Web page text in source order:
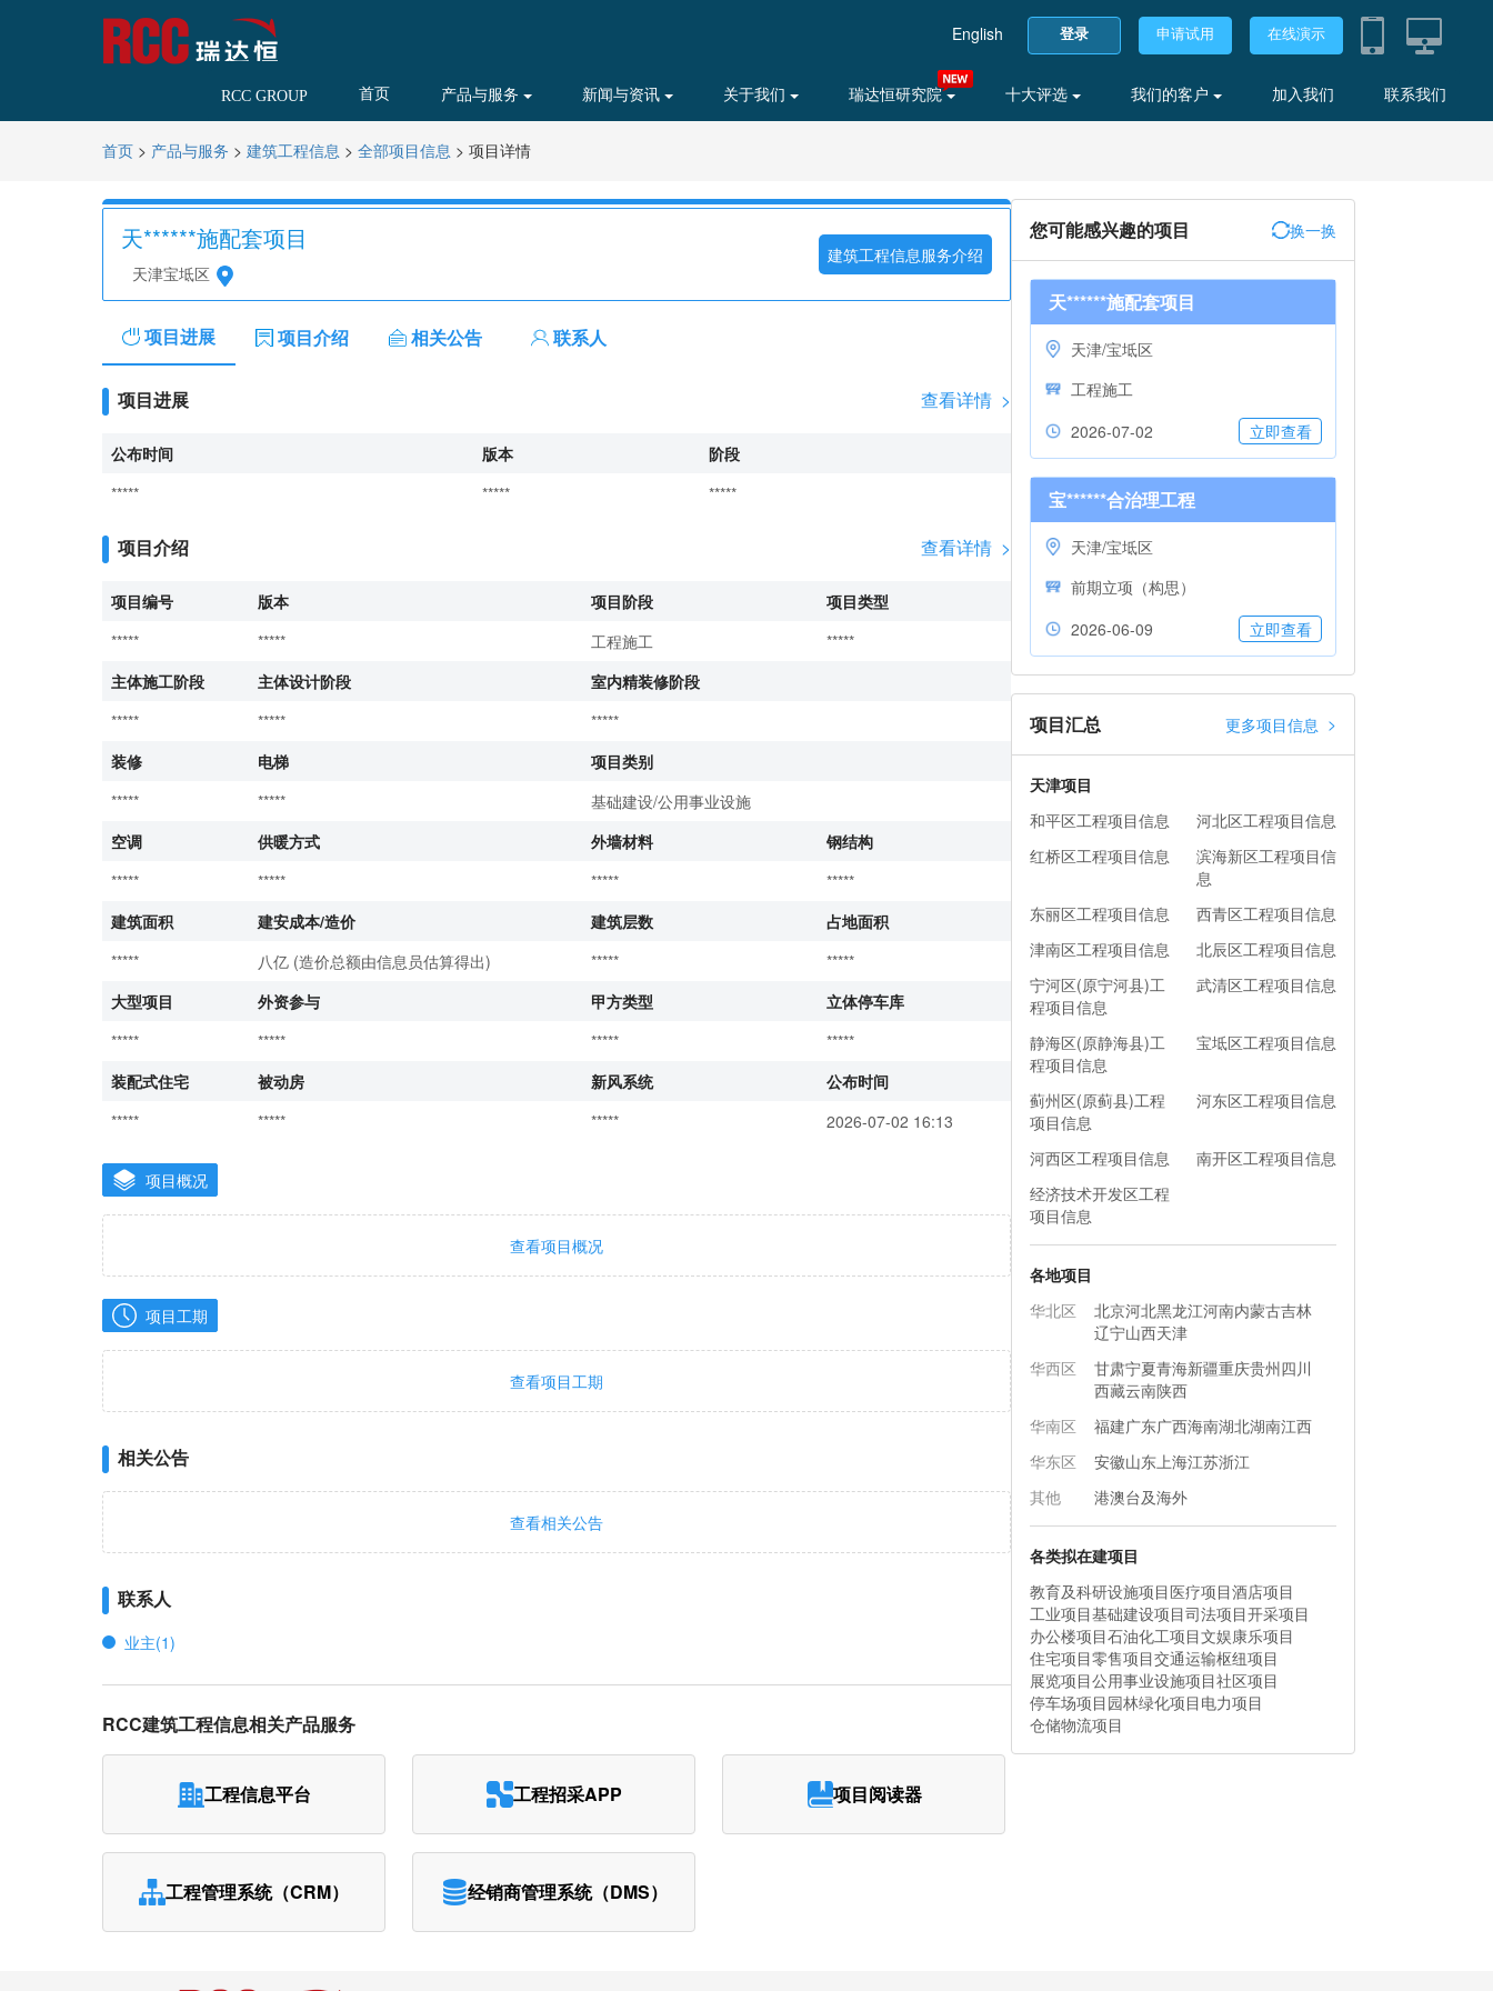
English 登录 申请试用 在线演示
RCC GROUP 首页 产品与服务 新闻与资讯 关于我们 瑞达恒研究院 十大评选 我们的客户 加入我们 联系我们
首页 > 产品与服务 > 建筑工程信息 > 全部项目信息 > 项目详情
天******施配套项目
天津宝坻区
建筑工程信息服务介绍
项目进展 项目介绍 相关公告 联系人
项目进展 查看详情 >
公布时间 版本
阶段
*****
***** *****
项目介绍 查看详情 >
项目编号 版本 项目阶段
项目类型
*****
***** 工程施工
*****
主体施工阶段
主体设计阶段
室内精装修阶段
*****
*****
*****
装修
电梯
项目类别
*****
*****
基础建设/公用事业设施
空调
供暖方式 外墙材料
钢结构
*****
***** *****
*****
建筑面积
建安成本/造价 建筑层数
占地面积
*****
八亿 (造价总额由信息员估算得出) *****
*****
大型项目
外资参与 甲方类型
立体停车库
*****
***** *****
*****
装配式住宅
被动房 新风系统
公布时间
*****
***** ***** 2026-07-02 16:13
项目概况
查看项目概况
项目工期
查看项目工期
相关公告
查看相关公告
联系人
业主(1)
RCC建筑工程信息相关产品服务
工程信息平台 工程招采APP 项目阅读器
工程管理系统（CRM） 经销商管理系统（DMS）
您可能感兴趣的项目 换一换
天******施配套项目
天津/宝坻区
工程施工
2026-07-02
立即查看
宝******合治理工程
天津/宝坻区
前期立项（构思）
2026-06-09
立即查看
项目汇总 更多项目信息 >
天津项目
和平区工程项目信息
河北区工程项目信息
红桥区工程项目信息
滨海新区工程项目信
息
东丽区工程项目信息
西青区工程项目信息
津南区工程项目信息
北辰区工程项目信息
宁河区(原宁河县)工
程项目信息
武清区工程项目信息
静海区(原静海县)工
程项目信息
宝坻区工程项目信息
蓟州区(原蓟县)工程
项目信息
河东区工程项目信息
河西区工程项目信息
南开区工程项目信息
经济技术开发区工程
项目信息
各地项目
华北区
北京河北黑龙江河南内蒙古吉林
辽宁山西天津
华西区
甘肃宁夏青海新疆重庆贵州四川
西藏云南陕西
华南区
福建广东广西海南湖北湖南江西
华东区
安徽山东上海江苏浙江
其他
港澳台及海外
各类拟在建项目
教育及科研设施项目医疗项目酒店项目
工业项目基础建设项目司法项目开采项目
办公楼项目石油化工项目文娱康乐项目
住宅项目零售项目交通运输枢纽项目
展览项目公用事业设施项目社区项目
停车场项目园林绿化项目电力项目
仓储物流项目